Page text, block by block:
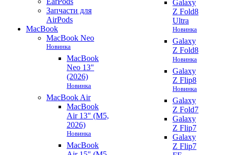
Запчасти для
AirPods
MacBook
MacBook Neo
Новинка
MacBook
Neo 13"
(2026)
Новинка
MacBook Air
MacBook
Air 13" (M5,
2026)
Новинка
MacBook
Galaxy
Z Fold8
Ultra
Новинка
Galaxy
Z Fold8
Новинка
Galaxy
Z Flip8
Новинка
Galaxy
Z Fold7
Galaxy
Z Flip7
Galaxy
Z Flip7